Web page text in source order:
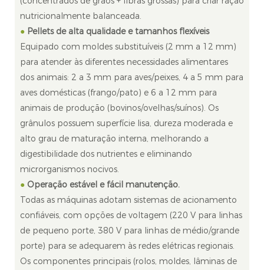
nutricionalmente balanceada.
● Pellets de alta qualidade e tamanhos flexíveis
Equipado com moldes substituíveis (2 mm a 12 mm)
para atender às diferentes necessidades alimentares
dos animais: 2 a 3 mm para aves/peixes, 4 a 5 mm para
aves domésticas (frango/pato) e 6 a 12 mm para
animais de produção (bovinos/ovelhas/suínos). Os
grânulos possuem superfície lisa, dureza moderada e
alto grau de maturação interna, melhorando a
digestibilidade dos nutrientes e eliminando
microrganismos nocivos.
● Operação estável e fácil manutenção.
Todas as máquinas adotam sistemas de acionamento
confiáveis, com opções de voltagem (220 V para linhas
de pequeno porte, 380 V para linhas de médio/grande
porte) para se adequarem às redes elétricas regionais.
Os componentes principais (rolos, moldes, lâminas de